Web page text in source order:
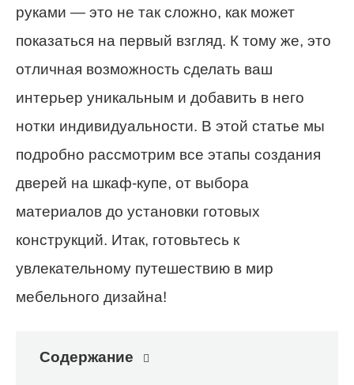
руками — это не так сложно, как может
показаться на первый взгляд. К тому же, это
отличная возможность сделать ваш
интерьер уникальным и добавить в него
нотки индивидуальности. В этой статье мы
подробно рассмотрим все этапы создания
дверей на шкаф-купе, от выбора
материалов до установки готовых
конструкций. Итак, готовьтесь к
увлекательному путешествию в мир
мебельного дизайна!
Содержание